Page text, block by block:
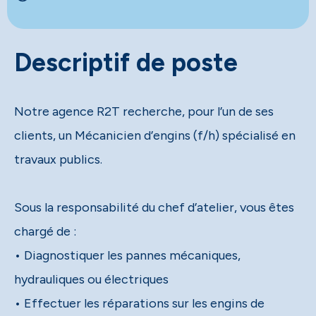
Descriptif de poste
Notre agence R2T recherche, pour l’un de ses
clients, un Mécanicien d’engins (f/h) spécialisé en
travaux publics.
Sous la responsabilité du chef d’atelier, vous êtes
chargé de :
• Diagnostiquer les pannes mécaniques,
hydrauliques ou électriques
• Effectuer les réparations sur les engins de